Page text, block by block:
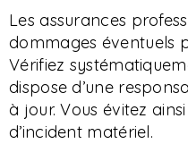
Les assurances
dommages éventuels
Vérifiez
dispose d’une
à jour. Vous évitez
d’incident matériel.